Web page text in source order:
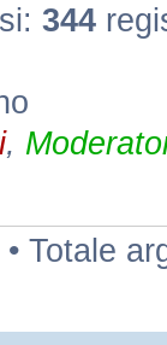
344
,
• Totale